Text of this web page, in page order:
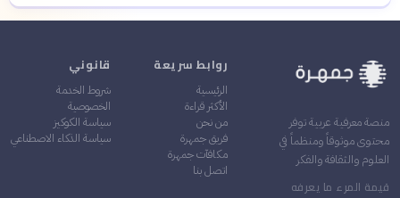
منصة معرفية عربية توفر
محتوى موثوقاً ومنظماً في
العلوم والثقافة والفكر
قيمة المرء ما يعرفه
روابط سريعة
الرئيسية
الأكثر قراءة
من نحن
فريق جمهرة
مكافآت جمهرة
اتصل بنا
قانوني
شروط الخدمة
الخصوصية
سياسة الكوكيز
سياسة الذكاء الاصطناعي